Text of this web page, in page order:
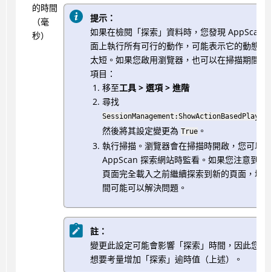
的時間
（毫
秒）
提示：
如果在檢閱「探索」資料時，您發現 AppScan
面上執行所有可行的動作，可能表示它的動態等
太短。如果您啟用瀏覽器，也可以在掃描期間看
項目：
移至工具 > 選項 > 進階
尋找
然後將其設定變更為 True。
執行掃描。瀏覽器會在掃描時開啟，您可以在
AppScan 探索網站時監看。如果您注意到它
頁面完全載入之前繼續探索到新的頁面，增
間可能可以解決問題。
註：
變更此設定可能會影響「探索」時間，因此您可
想要考量增加「探索」逾時值（上述）。